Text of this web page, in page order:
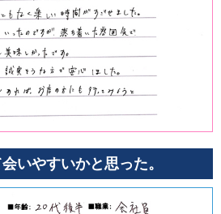
いやすいかと思った。